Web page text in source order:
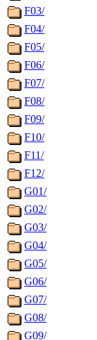
F03/
F04/
F05/
F06/
F07/
F08/
F09/
F10/
F11/
F12/
G01/
G02/
G03/
G04/
G05/
G06/
G07/
G08/
G09/